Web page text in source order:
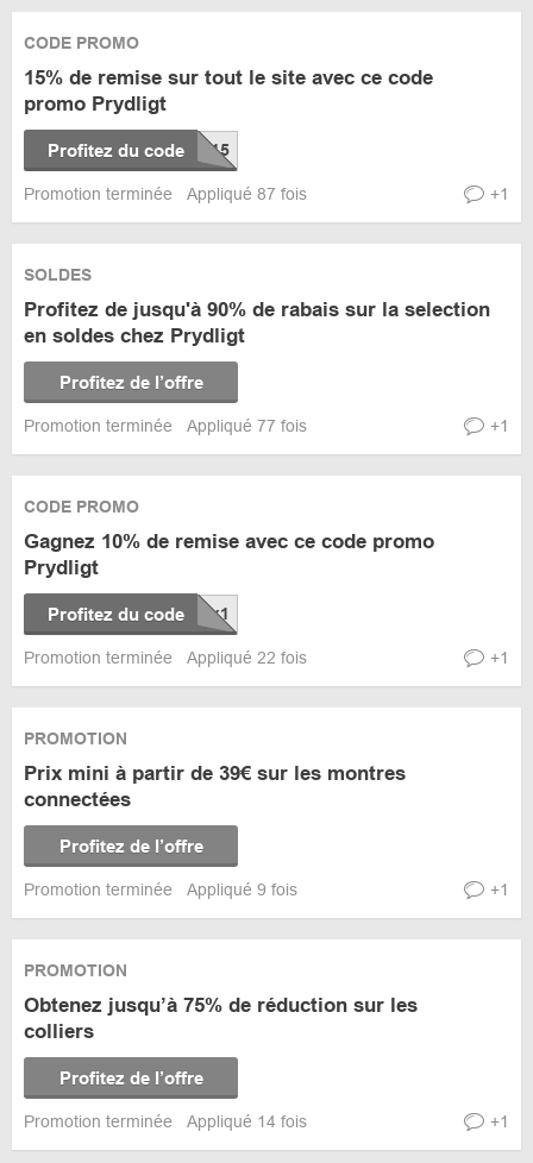
CODE PROMO
15% de remise sur tout le site avec ce code
promo Prydligt
Profitez du code
Promotion terminée Appliqué 87 fois +1
SOLDES
Profitez de jusqu'à 90% de rabais sur la selection
en soldes chez Prydligt
Profitez de l’offre
Promotion terminée Appliqué 77 fois +1
CODE PROMO
Gagnez 10% de remise avec ce code promo
Prydligt
Profitez du code
Promotion terminée Appliqué 22 fois +1
PROMOTION
Prix mini à partir de 39€ sur les montres
connectées
Profitez de l’offre
Promotion terminée Appliqué 9 fois +1
PROMOTION
Obtenez jusqu’à 75% de réduction sur les
colliers
Profitez de l’offre
Promotion terminée Appliqué 14 fois +1